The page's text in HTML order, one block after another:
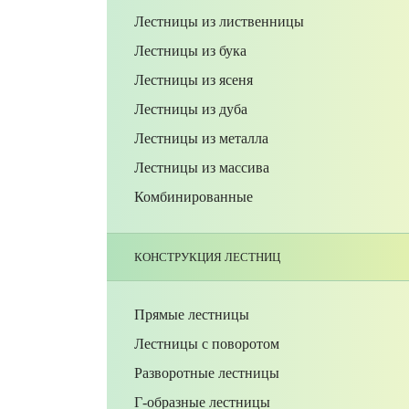
Лестницы из лиственницы
Лестницы из бука
Лестницы из ясеня
Лестницы из дуба
Лестницы из металла
Лестницы из массива
Комбинированные
КОНСТРУКЦИЯ ЛЕСТНИЦ
Прямые лестницы
Лестницы с поворотом
Разворотные лестницы
Г-образные лестницы